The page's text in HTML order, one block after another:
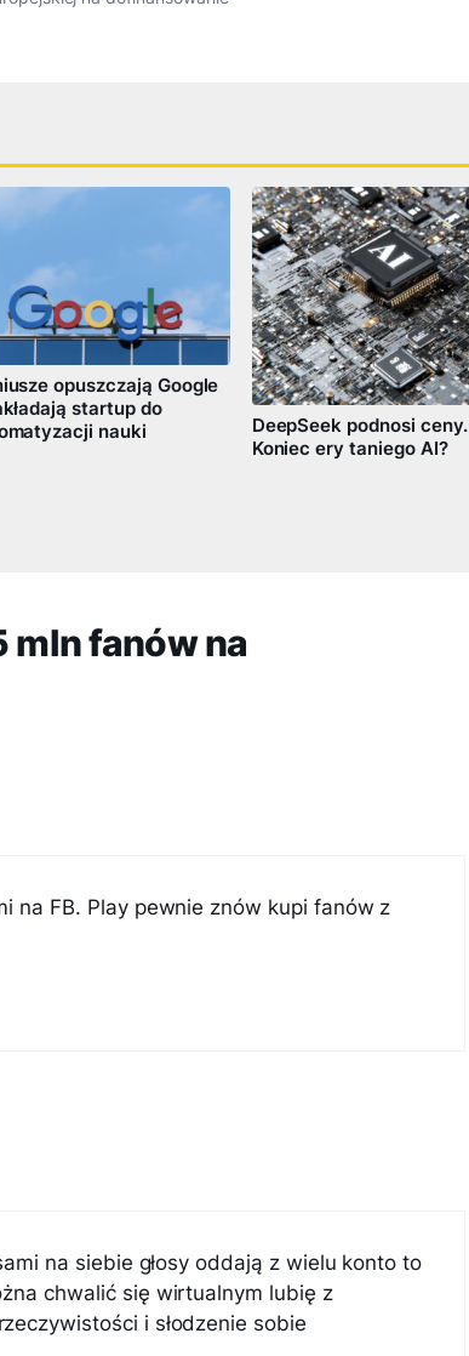
opuszczają Google
startup do
nauki
DeepSeek podnosi ceny.
Koniec ery taniego AI?
mln fanów na
na FB. Play pewnie znów kupi fanów z
na siebie głosy oddają z wielu konto to
chwalić się wirtualnym lubię z
i słodzenie sobie